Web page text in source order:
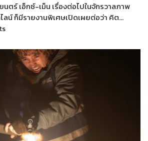
ตร์ เอ็กซ์-เม็น เรื่องต่อไปในจักรวาลภาพ
ลน์ ก็มีรายงานพิเศษเปิดเผยต่อว่า คิต…